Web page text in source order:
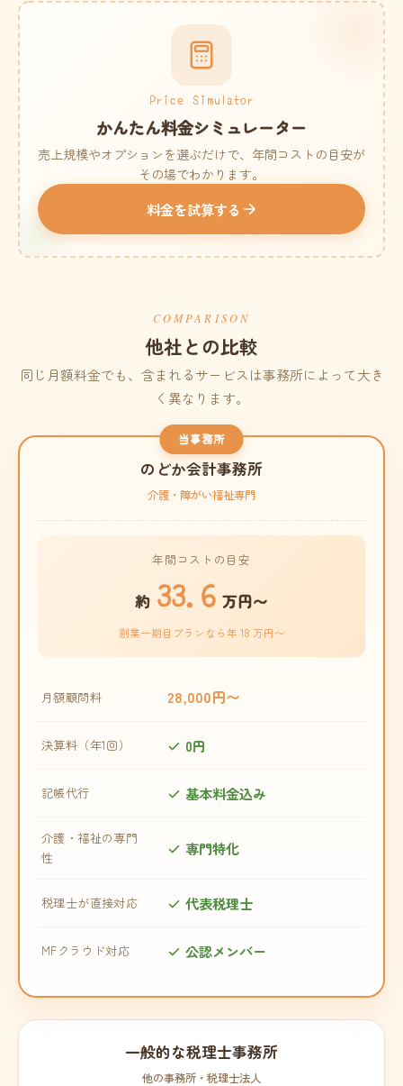
Price Simulator
かんたん料金シミュレーター
売上規模やオプションを選ぶだけで、年間コストの目安が
その場でわかります。
料金を試算する
COMPARISON
他社との比較
同じ月額料金でも、含まれるサービスは事務所によって大き
く異なります。
当事務所
のどか会計事務所
介護・障がい福祉専門
年間コストの目安
約 33.6 万円〜
創業一期目プランなら年 18 万円〜
月額顧問料 28,000円〜
決算料（年1回） 0円
記帳代行 基本料金込み
介護・福祉の専門
性
専門特化
税理士が直接対応 代表税理士
MFクラウド対応 公認メンバー
一般的な税理士事務所
他の事務所・税理士法人